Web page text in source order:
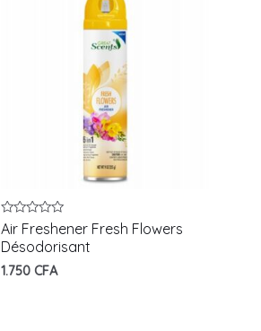
Note
0
sur
Air Freshener Fresh Flowers
Désodorisant
1.750 CFA